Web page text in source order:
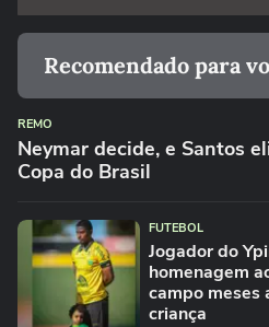
Recomendado para
REMO
Neymar decide, e Santos
Copa do Brasil
FUTEBOL
Jogador do
homenagem
campo meses
criança